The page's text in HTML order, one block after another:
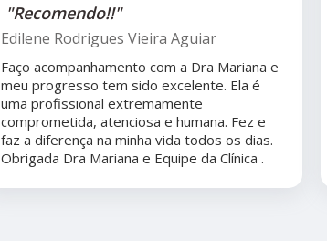
"Recomendo!!"
Edilene Rodrigues Vieira Aguiar
Faço acompanhamento com a Dra Mariana e
meu progresso tem sido excelente. Ela é
uma profissional extremamente
comprometida, atenciosa e humana. Fez e
faz a diferença na minha vida todos os dias.
Obrigada Dra Mariana e Equipe da Clínica .